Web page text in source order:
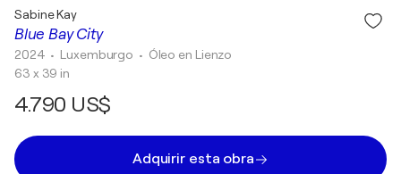
Blue Bay City
Sabine Kay
2024 • Luxemburgo • Óleo en Lienzo
63 x 39 in
4.790 US$
Adquirir esta obra